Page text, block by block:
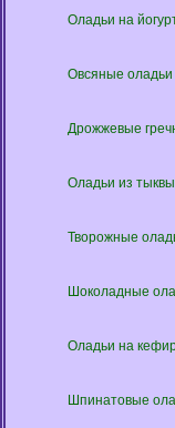
Оладьи на
Овсяные оладьи
Дрожжевые
Оладьи из
Творожные
Шоколадные
Оладьи на
Шпинатовые